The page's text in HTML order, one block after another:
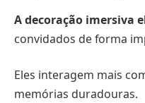
A decoração imersiva
convidados de forma
Eles interagem mais
memórias duradouras.